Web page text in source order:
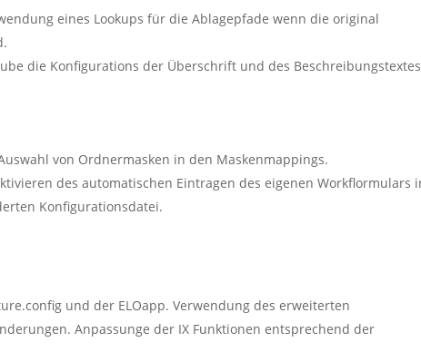
eines Lookups für die Ablagepfade wenn die original
die Konfigurations der Überschrift und des
von Ordnermasken in den Maskenmappings.
des automatischen Eintragen des eigenen Workflormulars
Konfigurationsdatei.
und der ELOapp. Verwendung des erweiterten
Anpassunge der IX Funktionen entsprechend der